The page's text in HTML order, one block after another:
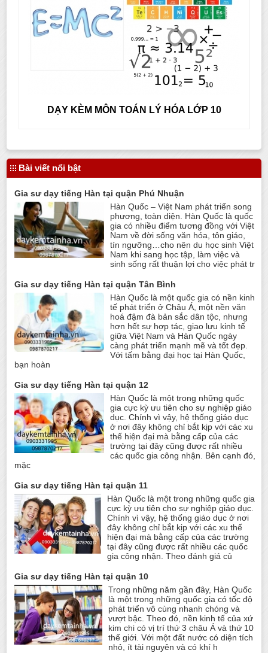
DẠY KÈM MÔN TOÁN LÝ HÓA LỚP 10
Bài viết nổi bật
Gia sư dạy tiếng Hàn tại quận Phú Nhuận
Hàn Quốc – Việt Nam phát triển song
phương, toàn diện. Hàn Quốc là quốc
gia có nhiều điểm tương đồng với Việt
Nam về đời sống văn hóa, tôn giáo,
tín ngưỡng…cho nên du học sinh Việt
Nam khi sang học tập, làm việc và
sinh sống rất thuận lợi cho việc phát tr
Gia sư dạy tiếng Hàn tại quận Tân Bình
Hàn Quốc là một quốc gia có nền kinh
tế phát triển ở Châu Á, một nền văn
hoá đậm đà bản sắc dân tộc, nhưng
hơn hết sự hợp tác, giao lưu kinh tế
giữa Việt Nam và Hàn Quốc ngày
càng phát triển mạnh mẽ và tốt đẹp.
Với tấm bằng đại học tại Hàn Quốc,
bạn hoàn
Gia sư dạy tiếng Hàn tại quận 12
Hàn Quốc là một trong những quốc
gia cực kỳ ưu tiên cho sự nghiệp giáo
dục. Chính vì vậy, hệ thống giáo dục
ở nơi đây không chỉ bắt kịp với các xu
thế hiện đại mà bằng cấp của các
trường tại đây cũng được rất nhiều
các quốc gia công nhận. Bên cạnh đó,
mặc
Gia sư dạy tiếng Hàn tại quận 11
Hàn Quốc là một trong những quốc gia
cực kỳ ưu tiên cho sự nghiệp giáo dục.
Chính vì vậy, hệ thống giáo dục ở nơi
đây không chỉ bắt kịp với các xu thế
hiện đại mà bằng cấp của các trường
tại đây cũng được rất nhiều các quốc
gia công nhận. Theo đánh giá củ
Gia sư dạy tiếng Hàn tại quận 10
Trong những năm gần đây, Hàn Quốc
là một trong những quốc gia có tốc độ
phát triển vô cùng nhanh chóng và
vượt bậc. Theo đó, nền kinh tế của xứ
kim chi có vị trí thứ 3 châu Á và thứ 10
thế giới. Với một đất nước có diện tích
nhỏ, ít tài nguyên và có khí h